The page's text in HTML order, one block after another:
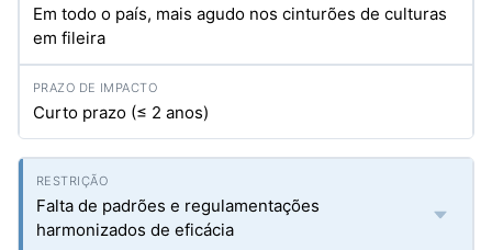
Em todo o país, mais agudo nos cinturões de culturas
em fileira
Curto prazo (≤ 2 anos)
Falta de padrões e regulamentações
harmonizados de eficácia